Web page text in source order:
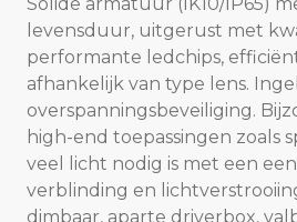
Solide armatuur (IK10/IP65)
levensduur, uitgerust met
performante ledchips,
afhankelijk van type lens.
overspanningsbeveiliging.
high-end toepassingen zoals
veel licht nodig is met een
verblinding en
dimbaar, aparte driverbox,